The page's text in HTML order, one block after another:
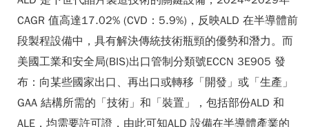
CAGR 值高達17.02% (CVD：5.9%)，反映ALD 在半導體前
段製程設備中，具有解決傳統技術瓶頸的優勢和潛力。而
美國工業和安全局(BIS)出口管制分類號ECCN 3E905 發
布：向某些國家出口、再出口或轉移「開發」或「生產」
GAA 結構所需的「技術」和「裝置」，包括部份ALD 和
ALE，均需要許可證，由此可知ALD 設備在半導體產業的